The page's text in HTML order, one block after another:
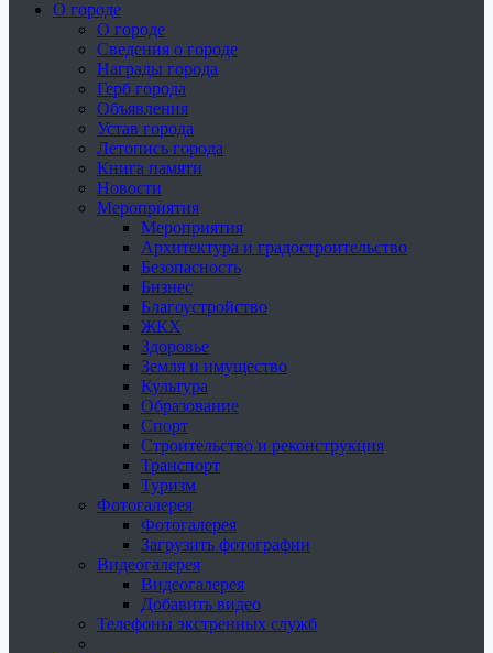
О городе
О городе
Сведения о городе
Награды города
Герб города
Объявления
Устав города
Летопись города
Книга памяти
Новости
Мероприятия
Мероприятия
Архитектура и градостроительство
Безопасность
Бизнес
Благоустройство
ЖКХ
Здоровье
Земля и имущество
Культура
Образование
Спорт
Строительство и реконструкция
Транспорт
Туризм
Фотогалерея
Фотогалерея
Загрузить фотографии
Видеогалерея
Видеогалерея
Добавить видео
Телефоны экстренных служб